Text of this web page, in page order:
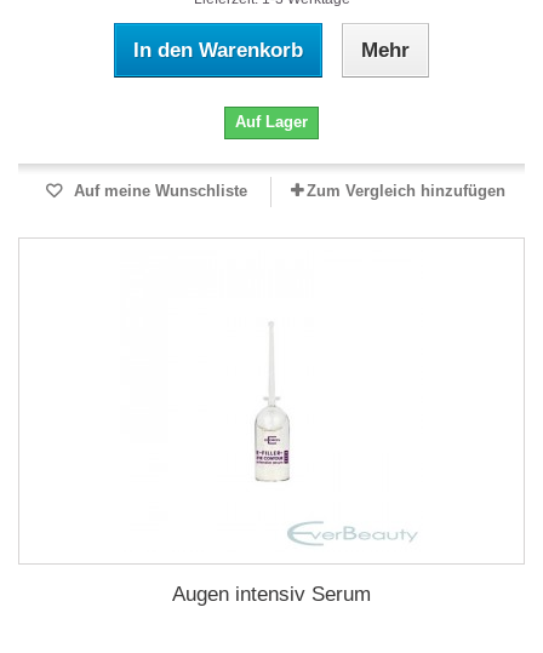
In den Warenkorb Mehr
Auf Lager
Auf meine Wunschliste Zum Vergleich hinzufügen
Augen intensiv Serum